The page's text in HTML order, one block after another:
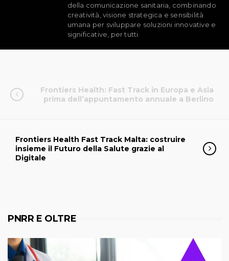
della comunicazione sanitaria, combinando
creatività, visione strategica e sensibilità
umana per sviluppare soluzioni innovative e
significative, per tutti.
Frontiers Health: Fast Track in Europa e Asia
prima dell’appuntamento annuale a Berlino
Frontiers Health Fast Track Malta: costruire
insieme il Futuro della Salute grazie al
Digitale
PNRR E OLTRE